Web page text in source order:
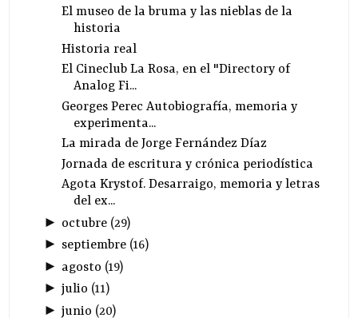
El museo de la bruma y las nieblas de la
historia
Historia real
El Cineclub La Rosa, en el "Directory of
Analog Fi...
Georges Perec Autobiografía, memoria y
experimenta...
La mirada de Jorge Fernández Díaz
Jornada de escritura y crónica periodística
Agota Krystof. Desarraigo, memoria y letras
del ex...
► octubre(29)
► septiembre(16)
► agosto (19)
► julio (11)
► junio (20)